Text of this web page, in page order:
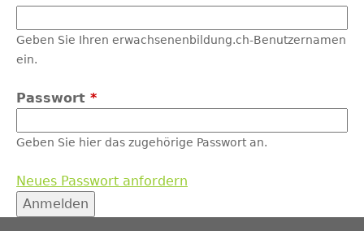
Geben Sie Ihren erwachsenenbildung.ch-Benutzernamen
ein.
Passwort *
Geben Sie hier das zugehörige Passwort an.
Neues Passwort anfordern
Back
to